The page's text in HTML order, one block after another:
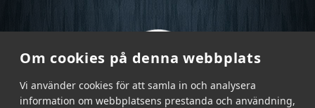
Om cookies på denna webbplats
Vi använder cookies för att samla in och analysera
information om webbplatsens prestanda och användning,